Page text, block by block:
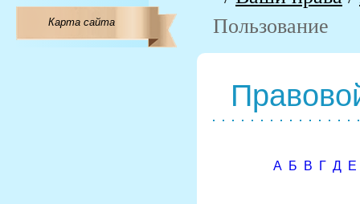
Карта сайта
Пользование
А Б В Г Д Е